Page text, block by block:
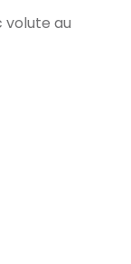
volute au